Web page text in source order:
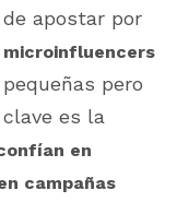
apostar por
microinfluencers
pero
es la
en
campañas